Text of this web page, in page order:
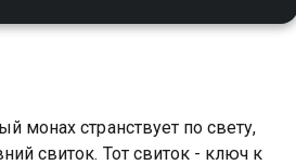
монах странствует по свету,
свиток. Тот свиток - ключ к